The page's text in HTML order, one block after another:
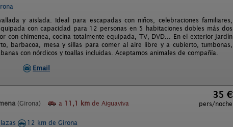
y aislada. Ideal para escapadas con niños, celebraciones familiares,
con capacidad para 12 personas en 5 habitaciones dobles más dos
con chimenea, cocina totalmente equipada, TV, DVD... En el exterior jardín
barbacoa, mesa y sillas para comer al aire libre y a cubierto, tumbonas,
con nórdicos y toallas incluidas. Aceptamos animales de compañía.
Email
(Girona) a 11,1 km de Aiguaviva
35 €
pers/noche
12 km de Girona